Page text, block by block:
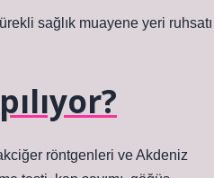
sağlık muayene yeri ruhsatı
röntgenleri ve Akdeniz